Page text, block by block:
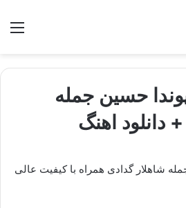
حسین جمله
دانلود اهنگ
شاهلار گدادی همراه با کیفیت عالی